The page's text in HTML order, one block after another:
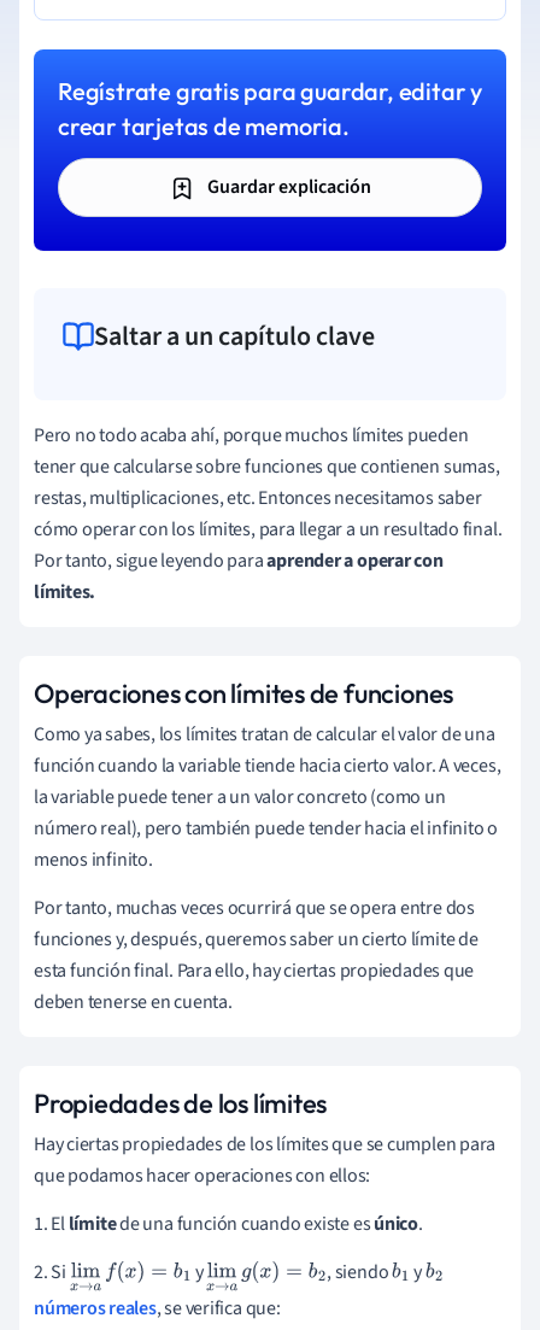
Regístrate gratis para guardar, editar y
crear tarjetas de memoria.
Guardar explicación
Saltar a un capítulo clave
Pero no todo acaba ahí, porque muchos límites pueden
tener que calcularse sobre funciones que contienen sumas,
restas, multiplicaciones, etc. Entonces necesitamos saber
cómo operar con los límites, para llegar a un resultado final.
Por tanto, sigue leyendo paraaprender a operar con
límites.
Operaciones con límites de funciones
Como ya sabes, los límites tratan de calcular el valor de una
función cuando la variable tiende hacia cierto valor. A veces,
la variable puede tener a un valor concreto (como un
número real), pero también puede tender hacia el infinito o
menos infinito.
Por tanto, muchas veces ocurrirá que se opera entre dos
funciones y, después, queremos saber un cierto límite de
esta función final. Para ello, hay ciertas propiedades que
deben tenerse en cuenta.
Propiedades de los límites
Hay ciertas propiedades de los límites que se cumplen para
que podamos hacer operaciones con ellos:
1. Ellímitede una función cuando existe esúnico.
2. Si limx →af(x) =b 1 ylimx→ag(x )=b2 , siendob yb
números reales, se verifica que: